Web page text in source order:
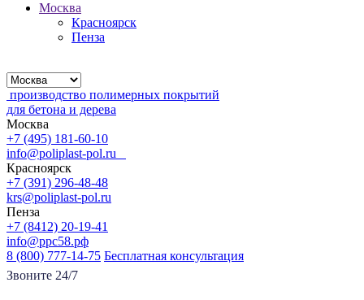
Москва
Красноярск
Пенза
производство полимерных покрытий
для бетона и дерева
Москва
+7 (495) 181-60-10
info@poliplast-pol.ru
Красноярск
+7 (391) 296-48-48
krs@poliplast-pol.ru
Пенза
+7 (8412) 20-19-41
info@ррс58.рф
8 (800) 777-14-75 Бесплатная консультация
Звоните 24/7